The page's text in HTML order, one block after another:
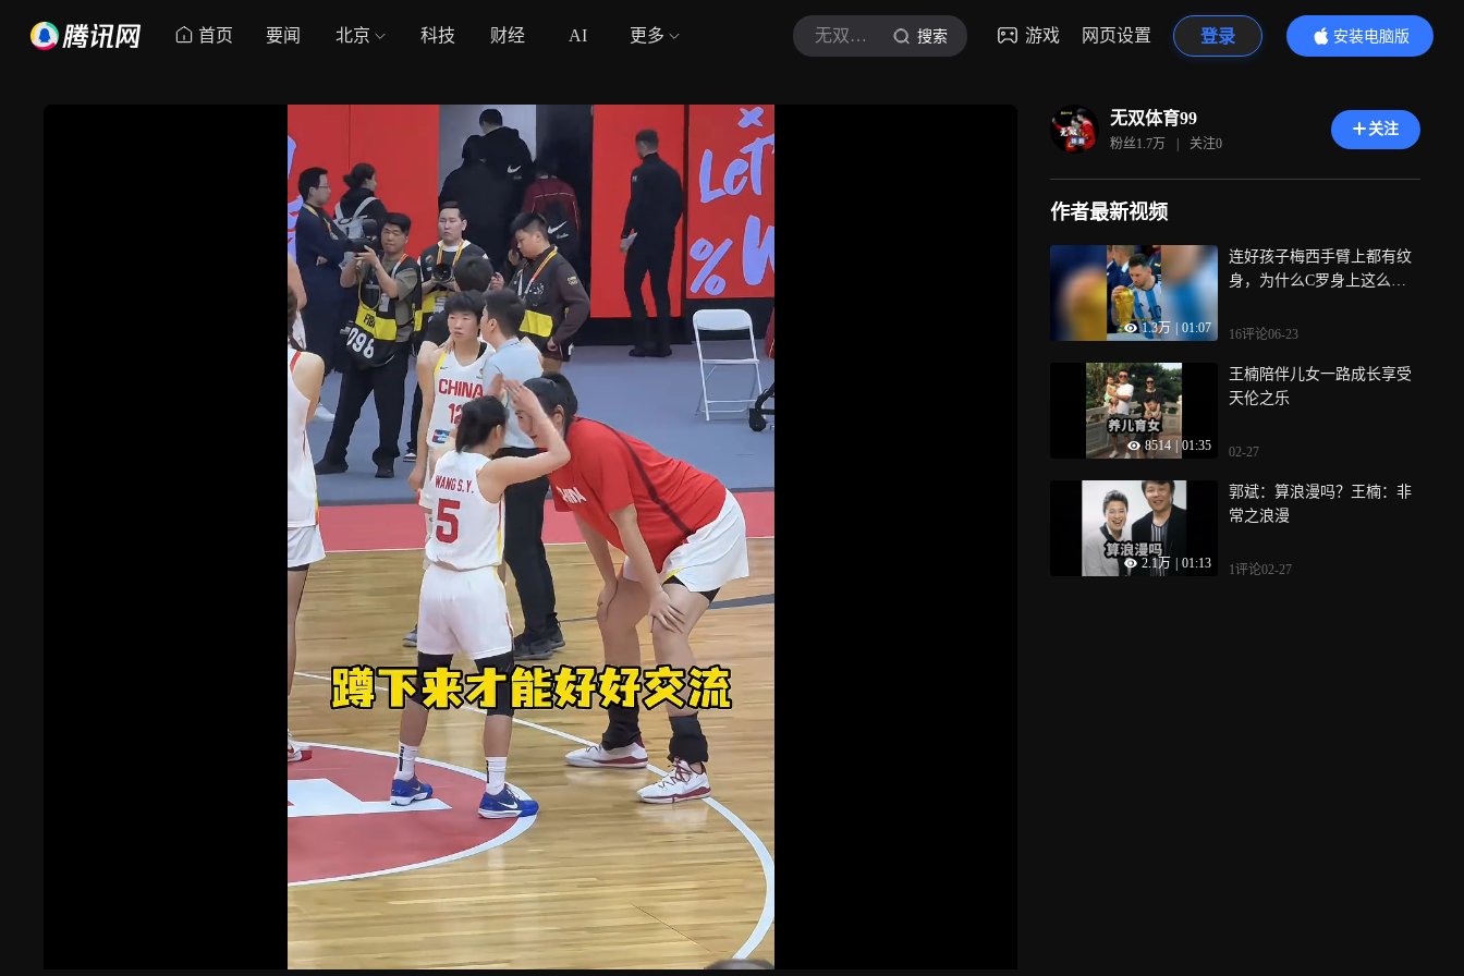
首页 要闻 北京 科技 财经 AI 更多 无双体育99 搜索 游戏 网页设置 登录
安装电脑版
内容更精彩
无双体育99
粉丝1.7万 | 关注0
关注
作者最新视频
1.3万 01:07
连好孩子梅西手臂上都有纹
身，为什么C罗身上这么干
16评论06-23
8514 01:35
王楠陪伴儿女一路成长享受
天伦之乐
02-27
2.1万 01:13
郭斌：算浪漫吗？王楠：非
常之浪漫
1评论02-27